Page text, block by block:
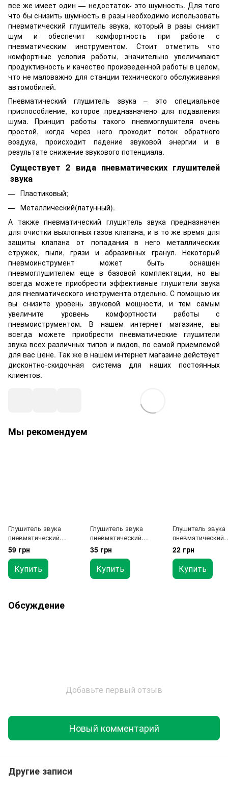
все же имеет один — недостаток- это шумность. Для того
что бы снизить шумность в разы необходимо использовать
пневматический глушитель звука, который в разы снизит
шум и обеспечит комфортность при работе с
пневматическим инструментом. Стоит отметить что
комфортные условия работы, значительно увеличивают
продуктивность и качество произведенной работы в целом,
что не маловажно для станции технического обслуживания
автомобилей.
Пневматический глушитель звука – это специальное
приспособление, которое предназначено для подавления
шума. Принцип работы такого пневмоглушителя очень
простой, когда через него проходит поток обратного
воздуха, происходит падение звуковой энергии и в
результате снижение звукового потенциала.
Существует 2 вида пневматических глушителей
звука
Пластиковый;
Металлический(латунный).
А также пневматический глушитель звука предназначен
для очистки выхлопных газов клапана, и в то же время для
защиты клапана от попадания в него металлических
стружек, пыли, грязи и абразивных гранул. Некоторый
пневмоинструмент может быть оснащен
пневмоглушителем еще в базовой комплектации, но вы
всегда можете приобрести эффективные глушители звука
для пневматического инструмента отдельно. С помощью их
вы снизите уровень звуковой мощности, и тем самым
увеличите уровень комфортности работы с
пневмоиструментом. В нашем интернет магазине, вы
всегда можете приобрести пневматические глушители
звука всех различных типов и видов, по самой приемлемой
для вас цене. Так же в нашем интернет магазине действует
дисконтно-скидочная система для наших постоянных
клиентов.
Мы рекомендуем
Глушитель звука
пневматический
латунный 1/2“
AIRKRAFT SFSC-04
59 грн
Купить
Глушитель звука
пневматический
латунный 1/4“
AIRKRAFT SFSC-02
35 грн
Купить
Глушитель звука
пневматический
латунный 1/8“
AIRKRAFT
22 грн
Купить
Обсуждение
Добавьте первый отзыв
Новый комментарий
Другие записи